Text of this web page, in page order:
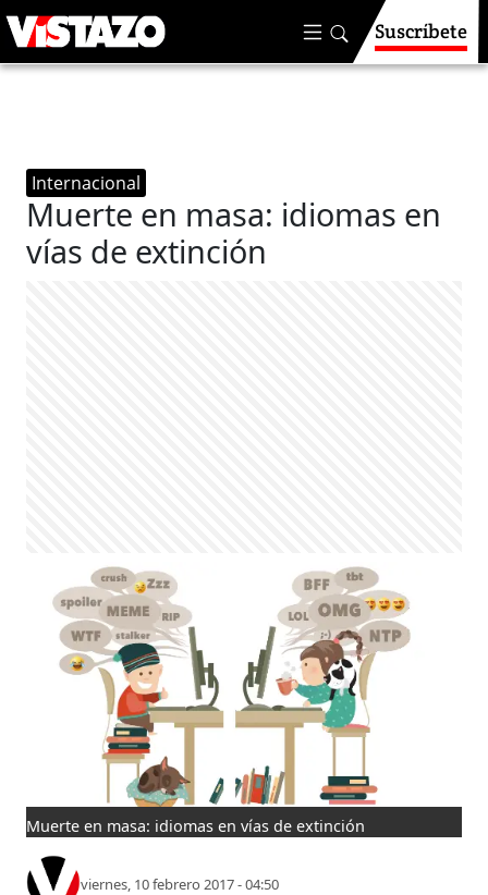
Suscríbete
Internacional
Muerte en masa: idiomas en
vías de extinción
Muerte en masa: idiomas en vías de extinción
viernes, 10 febrero 2017 - 04:50